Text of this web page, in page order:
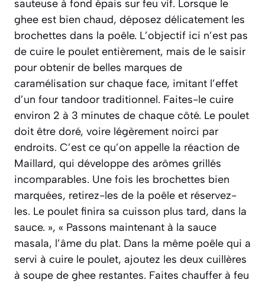
sauteuse à fond épais sur feu vif. Lorsque le
ghee est bien chaud, déposez délicatement les
brochettes dans la poêle. L’objectif ici n’est pas
de cuire le poulet entièrement, mais de le saisir
pour obtenir de belles marques de
caramélisation sur chaque face, imitant l’effet
d’un four tandoor traditionnel. Faites-le cuire
environ 2 à 3 minutes de chaque côté. Le poulet
doit être doré, voire légèrement noirci par
endroits. C’est ce qu’on appelle la réaction de
Maillard, qui développe des arômes grillés
incomparables. Une fois les brochettes bien
marquées, retirez-les de la poêle et réservez-
les. Le poulet finira sa cuisson plus tard, dans la
sauce. », « Passons maintenant à la sauce
masala, l’âme du plat. Dans la même poêle qui a
servi à cuire le poulet, ajoutez les deux cuillères
à soupe de ghee restantes. Faites chauffer à feu